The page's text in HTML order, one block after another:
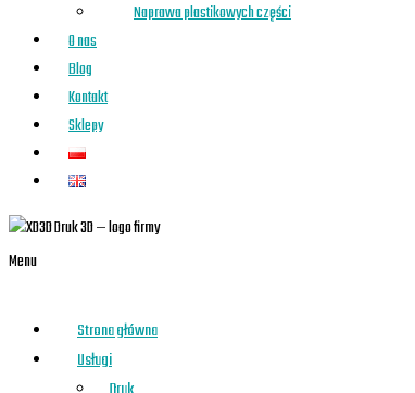
Naprawa plastikowych części
O nas
Blog
Kontakt
Sklepy
Menu
Strona główna
Usługi